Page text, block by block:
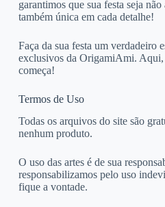
garantimos que sua festa seja não
também única em cada detalhe!
Faça da sua festa um verdadeiro
exclusivos da OrigamiAmi. Aqui,
começa!
Termos de Uso
Todas os arquivos do site são
nenhum produto.
O uso das artes é de sua
responsabilizamos pelo uso
fique a vontade.